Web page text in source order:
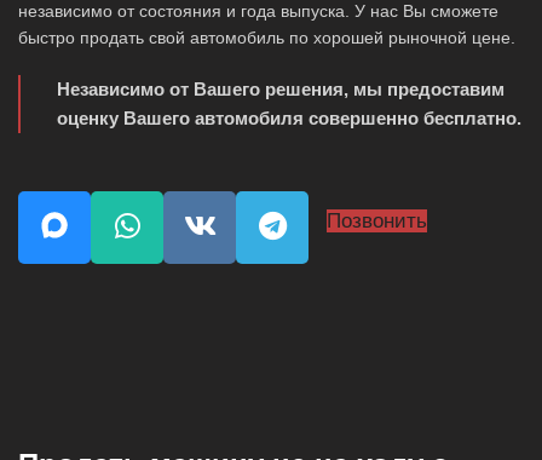
независимо от состояния и года выпуска. У нас Вы сможете
быстро продать свой автомобиль по хорошей рыночной цене.
Независимо от Вашего решения, мы предоставим
оценку Вашего автомобиля совершенно бесплатно.
Позвонить